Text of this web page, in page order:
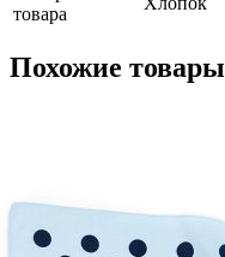
товара
Похожие товары